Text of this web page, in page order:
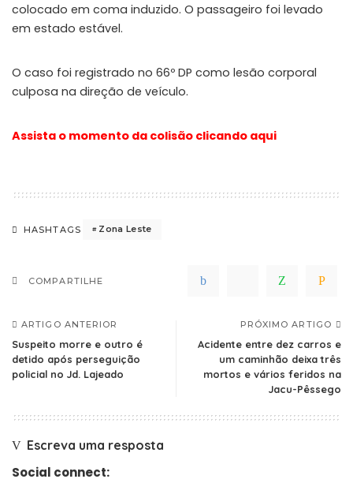
colocado em coma induzido. O passageiro foi levado
em estado estável.
O caso foi registrado no 66º DP como lesão corporal
culposa na direção de veículo.
Assista o momento da colisão clicando aqui
HASHTAGS Zona Leste
COMPARTILHE
ARTIGO ANTERIOR
Suspeito morre e outro é
detido após perseguição
policial no Jd. Lajeado
PRÓXIMO ARTIGO
Acidente entre dez carros e
um caminhão deixa três
mortos e vários feridos na
Jacu-Pêssego
Escreva uma resposta
Social connect: